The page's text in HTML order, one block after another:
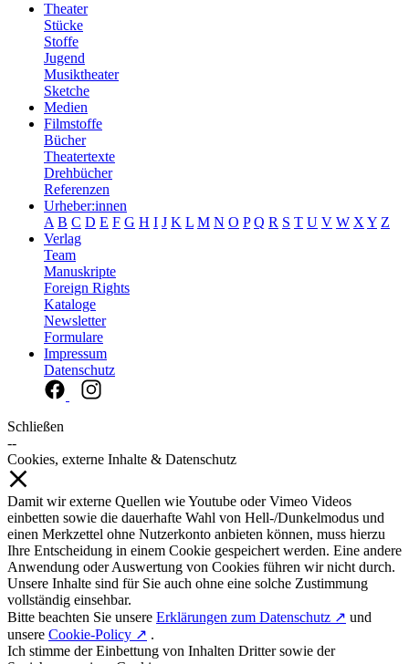
Theater
Stücke
Stoffe
Jugend
Musiktheater
Sketche
Medien
Filmstoffe
Bücher
Theatertexte
Drehbücher
Referenzen
Urheber:innen
A B C D E F G H I J K L M N O P Q R S T U V W X Y Z
Verlag
Team
Manuskripte
Foreign Rights
Kataloge
Newsletter
Formulare
Impressum
Datenschutz
Schließen
--
Cookies, externe Inhalte & Datenschutz
Damit wir externe Quellen wie Youtube oder Vimeo Videos
einbetten sowie die dauerhafte Wahl von Hell-/Dunkelmodus und
einen Merkzettel ohne Nutzerkonto anbieten können, muss hierzu
Ihre Entscheidung in einem Cookie gespeichert werden. Eine andere
Anwendung oder Auswertung von Cookies führen wir nicht durch.
Unsere Inhalte sind für Sie auch ohne eine solche Zustimmung
vollständig einsehbar.
Bitte beachten Sie unsere Erklärungen zum Datenschutz ↗ und
unsere Cookie-Policy ↗ .
Ich stimme der Einbettung von Inhalten Dritter sowie der